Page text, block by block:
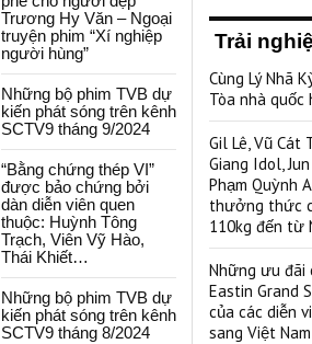
Trương Hy Văn – Ngoại
truyện phim “Xí nghiệp
người hùng”
Những bộ phim TVB dự
kiến phát sóng trên kênh
SCTV9 tháng 9/2024
“Bằng chứng thép VI”
được bảo chứng bởi
dàn diễn viên quen
thuộc: Huỳnh Tông
Trạch, Viên Vỹ Hào,
Thái Khiết…
Những bộ phim TVB dự
kiến phát sóng trên kênh
SCTV9 tháng 8/2024
Trải
Cùng Lý Nhã
Tòa nhà quốc
Gil Lê, Vũ
Giang Idol,
Phạm Quỳnh
thưởng thức
110kg đến từ
Những ưu đãi
Eastin Grand
của các diễn
sang Việt